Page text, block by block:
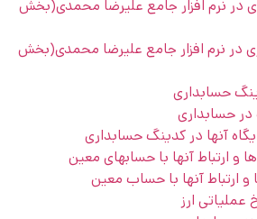
در نرم افزار جامع علیرضا محمدی(بخش
در نرم افزار جامع علیرضا محمدی(بخش